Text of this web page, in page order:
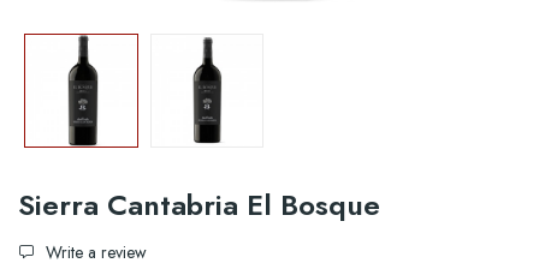
Sierra Cantabria El Bosque
Write a review